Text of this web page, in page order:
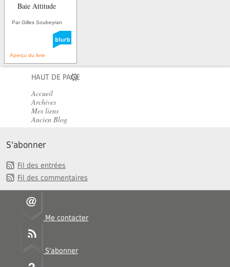
Baie Attitude
Par Gilles Soubeyran
Aperçu du livre
HAUT DE PAGE
Accueil
Archives
Mes liens
Ancien Blog
S'abonner
Fil des entrées
Fil des commentaires
Me contacter
S'abonner